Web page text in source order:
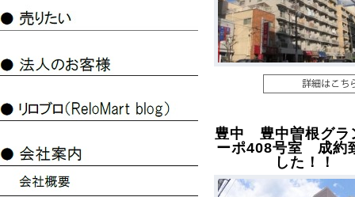
豊中 豊中曽根グラ
ーポ408号室 成約
した！！